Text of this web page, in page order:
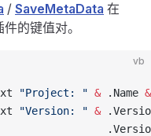
/ SaveMetaData 在
的键值对。
vb
"Project: " & .Name &
"Version: " &